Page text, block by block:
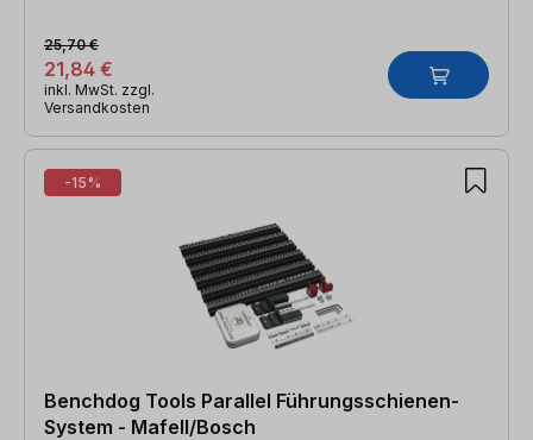
21,84 €
25,70 €
inkl. MwSt. zzgl.
Versandkosten
-15%
Benchdog Tools Parallel Führungsschienen-
System - Mafell/Bosch